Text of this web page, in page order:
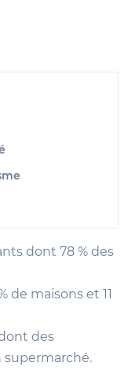
dont 78 % des
de maisons et 11
des
supermarché.